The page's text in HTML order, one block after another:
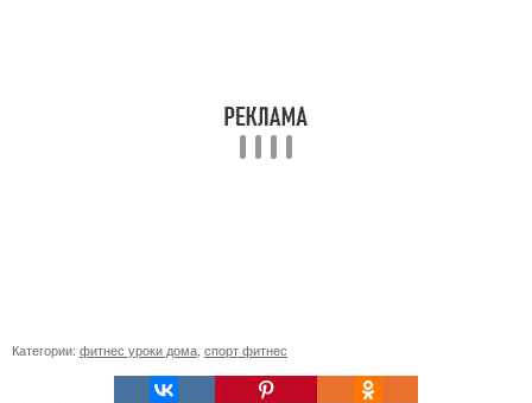
Категории: фитнес уроки дома спорт фитнес